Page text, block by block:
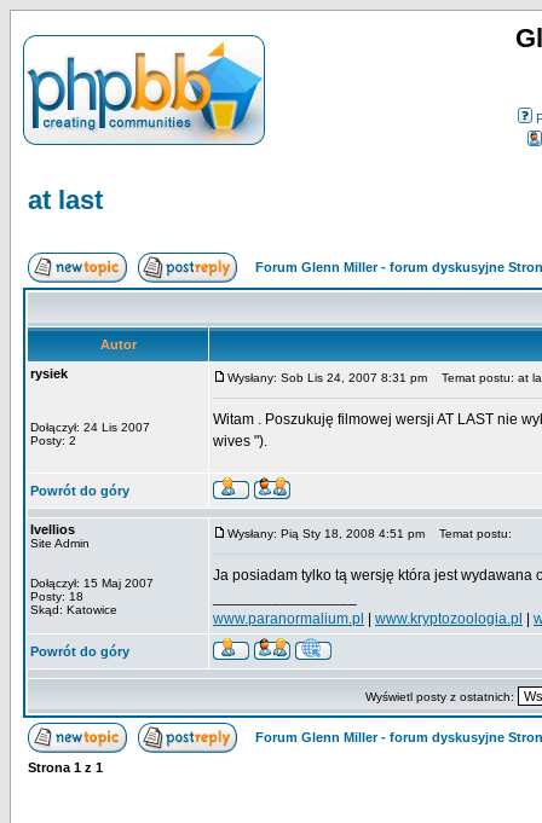
at last
Forum Glenn Miller - forum dyskusyjne
Autor
rysiek
Dołączył: 24 Lis 2007
Posty: 2
Wysłany: Sob Lis 24, 2007 8:31 pm Temat postu: at
Witam . Poszukuję filmowej wersji AT LAST nie
wives ").
Powrót do góry
Ivellios
Site Admin
Dołączył: 15 Maj 2007
Posty: 18
Skąd: Katowice
Wysłany: Pią Sty 18, 2008 4:51 pm Temat postu:
Ja posiadam tylko tą wersję która jest wydawana
www.paranormalium.pl
www.kryptozoologia.pl
Powrót do góry
Wyświetl posty z ostatnich:
Forum Glenn Miller - forum dyskusyjne
Strona 1 z 1